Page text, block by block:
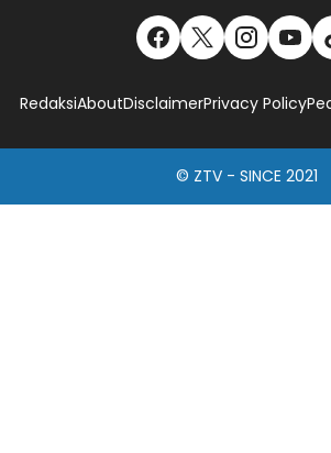
RedaksiAboutDisclaimerPrivacy Policy
© ZTV - SINCE 2021